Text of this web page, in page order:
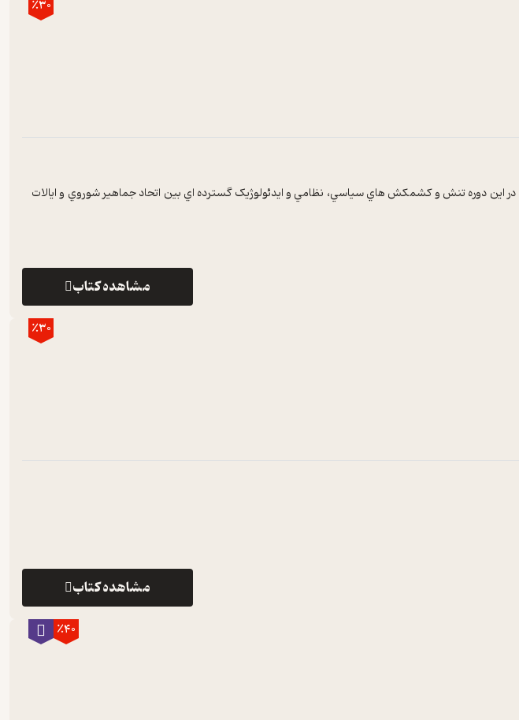
٪30
دوره تنش و کشمکش هاي سياسي، نظامي و ايدئولوژيک گسترده اي بين اتحاد جماهير شوروي و ايالات
مشاهده کتاب
٪30
مشاهده کتاب
٪40